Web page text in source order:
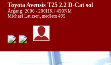
Toyota Avensis T25 2.2 D-Cat sol
Årgang: 2006 - 200HK / 450NM
Michael Laursen, medlem 495